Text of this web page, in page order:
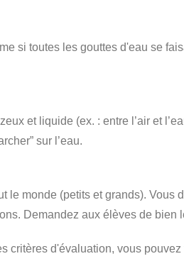
si toutes les gouttes d'eau se
et liquide (ex. : entre l’air et
sur l’eau.
le monde (petits et grands).
Demandez aux élèves de
d'évaluation, vous